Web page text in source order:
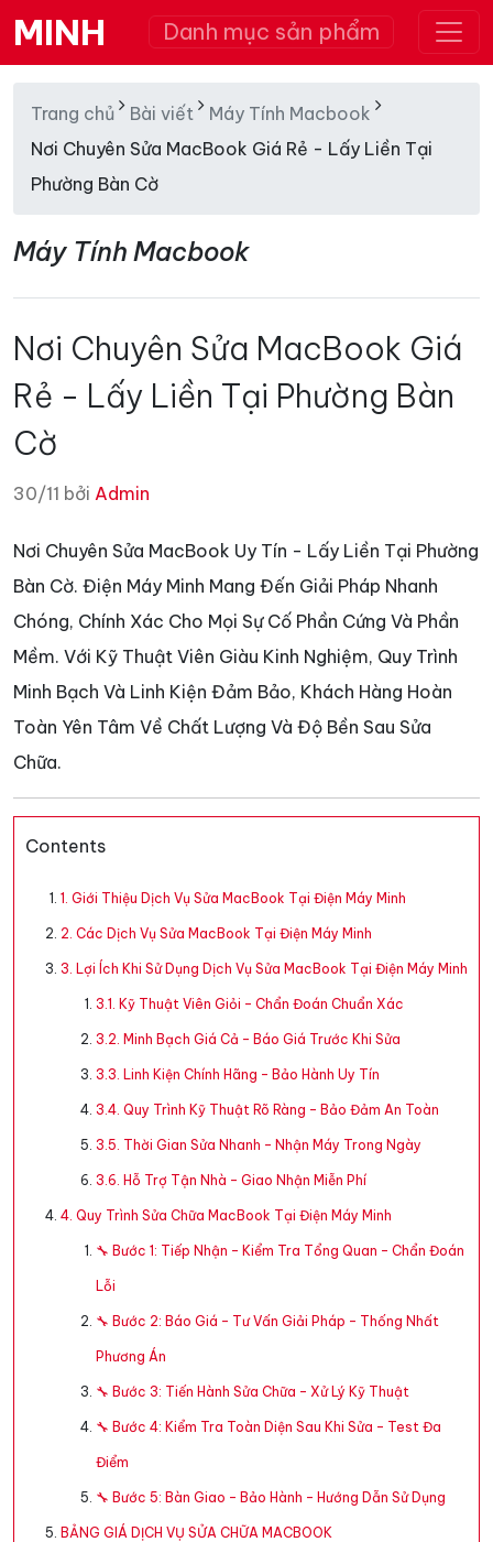
MINH Danh mục sản phẩm
Trang chủ Bài viết
Máy Tính Macbook
Nơi Chuyên Sửa MacBook Giá Rẻ - Lấy Liền Tại
Phường Bàn Cờ
Máy Tính Macbook
Nơi Chuyên Sửa MacBook Giá
Rẻ - Lấy Liền Tại Phường Bàn
Cờ
30/11 bởi Admin
Nơi Chuyên Sửa MacBook Uy Tín - Lấy Liền Tại Phường
Bàn Cờ. Điện Máy Minh Mang Đến Giải Pháp Nhanh
Chóng, Chính Xác Cho Mọi Sự Cố Phần Cứng Và Phần
Mềm. Với Kỹ Thuật Viên Giàu Kinh Nghiệm, Quy Trình
Minh Bạch Và Linh Kiện Đảm Bảo, Khách Hàng Hoàn
Toàn Yên Tâm Về Chất Lượng Và Độ Bền Sau Sửa
Chữa.
Contents
1. Giới Thiệu Dịch Vụ Sửa MacBook Tại Điện Máy Minh
2. Các Dịch Vụ Sửa MacBook Tại Điện Máy Minh
3. Lợi Ích Khi Sử Dụng Dịch Vụ Sửa MacBook Tại Điện Máy Minh
3.1. Kỹ Thuật Viên Giỏi – Chẩn Đoán Chuẩn Xác
3.2. Minh Bạch Giá Cả – Báo Giá Trước Khi Sửa
3.3. Linh Kiện Chính Hãng – Bảo Hành Uy Tín
3.4. Quy Trình Kỹ Thuật Rõ Ràng – Bảo Đảm An Toàn
3.5. Thời Gian Sửa Nhanh – Nhận Máy Trong Ngày
3.6. Hỗ Trợ Tận Nhà – Giao Nhận Miễn Phí
4. Quy Trình Sửa Chữa MacBook Tại Điện Máy Minh
🔧 Bước 1: Tiếp Nhận – Kiểm Tra Tổng Quan – Chẩn Đoán
Lỗi
🔧 Bước 2: Báo Giá – Tư Vấn Giải Pháp – Thống Nhất
Phương Án
🔧 Bước 3: Tiến Hành Sửa Chữa – Xử Lý Kỹ Thuật
🔧 Bước 4: Kiểm Tra Toàn Diện Sau Khi Sửa – Test Đa
Điểm
🔧 Bước 5: Bàn Giao – Bảo Hành – Hướng Dẫn Sử Dụng
BẢNG GIÁ DỊCH VỤ SỬA CHỮA MACBOOK